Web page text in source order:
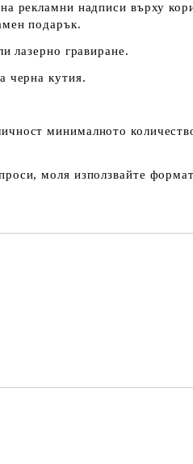
рекламни надписи върху
подарък.
лазерно гравиране.
черна кутия.
минималното
моля използвайте